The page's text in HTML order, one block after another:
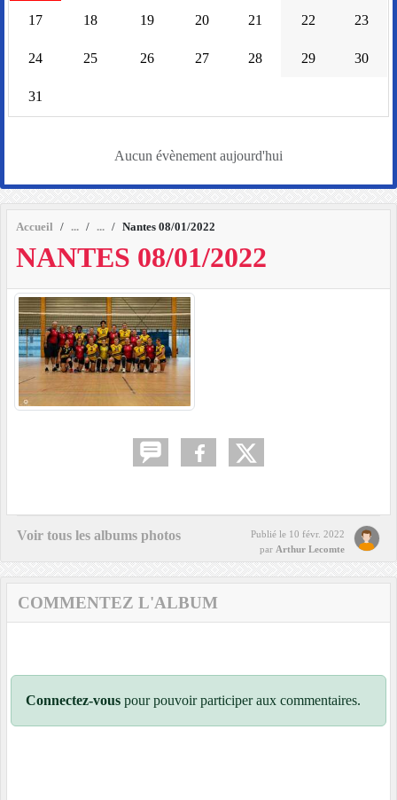
Accueil Nantes 08/01/2022
NANTES 08/01/2022
Voir tous les albums photos Publié le 10 févr. 2022
par Arthur Lecomte
COMMENTEZ L'ALBUM
Connectez-vous pour pouvoir participer aux commentaires.
17 18 19 20 21 22 23
24 25 26 27 28 29 30
31
Aucun évènement aujourd'hui